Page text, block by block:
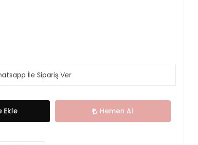
İle Sipariş Ver
Ekle Hemen Al